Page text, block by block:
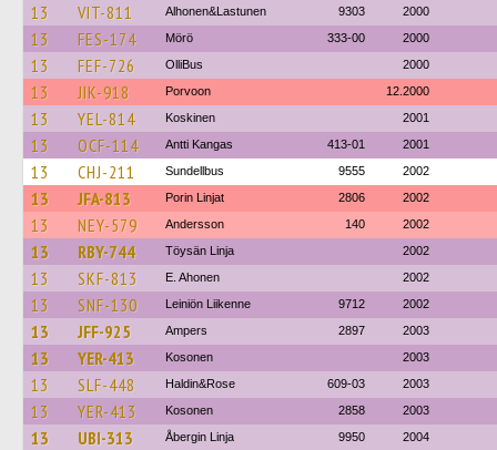
13 VIT-811 Alhonen&Lastunen 9303 2000
13 FES-174 Mörö 333-00 2000
13 FEF-726 OlliBus 2000
13 JIK-918 Porvoon 12.2000
13 YEL-814 Koskinen 2001
13 OCF-114 Antti Kangas 413-01 2001
13 CHJ-211 Sundellbus 9555 2002
13 JFA-813 Porin Linjat 2806 2002
13 NEY-579 Andersson 140 2002
13 RBY-744 Töysän Linja 2002
13 SKF-813 E. Ahonen 2002
13 SNF-130 Leiniön Liikenne 9712 2002
13 JFF-925 Ampers 2897 2003
13 YER-413 Kosonen 2003
13 SLF-448 Haldin&Rose 609-03 2003
13 YER-413 Kosonen 2858 2003
13 UBI-313 Åbergin Linja 9950 2004